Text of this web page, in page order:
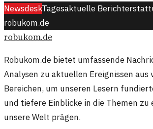
NewsdeskTagesaktuelle
robukom.de
robukom.de
Robukom.de bietet umfassende
Analysen zu aktuellen Ereignissen aus
Bereichen, um unseren Lesern
und tiefere Einblicke in die Themen zu
unsere Welt prägen.